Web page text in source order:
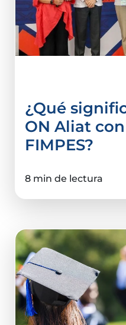
¿Qué
ON Aliat
FIMPES?
8 min de lectura